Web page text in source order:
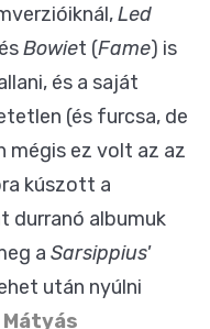
Led
Bowiet (Fame) is
és a saját
(és furcsa, de
mégis ez volt az az
kúszott a
durranó albumuk
a Sarsippius'
után nyúlni